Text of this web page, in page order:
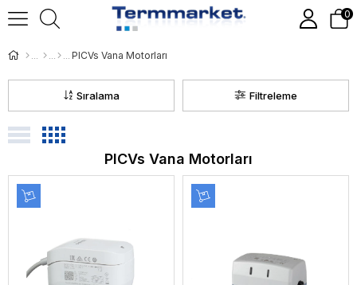
0
PICVs Vana Motorları
Filtreleme
Sıralama
PICVs Vana Motorları